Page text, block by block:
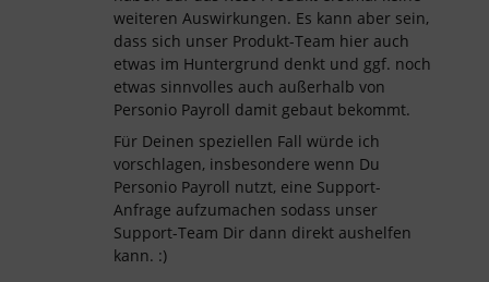
weiteren Auswirkungen. Es kann aber sein,
dass sich unser Produkt-Team hier auch
etwas im Huntergrund denkt und ggf. noch
etwas sinnvolles auch außerhalb von
Personio Payroll damit gebaut bekommt.
Für Deinen speziellen Fall würde ich
vorschlagen, insbesondere wenn Du
Personio Payroll nutzt, eine Support-
Anfrage aufzumachen sodass unser
Support-Team Dir dann direkt aushelfen
kann. :)